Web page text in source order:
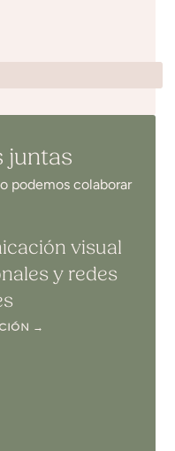
juntas
podemos colaborar
visual
y redes
→